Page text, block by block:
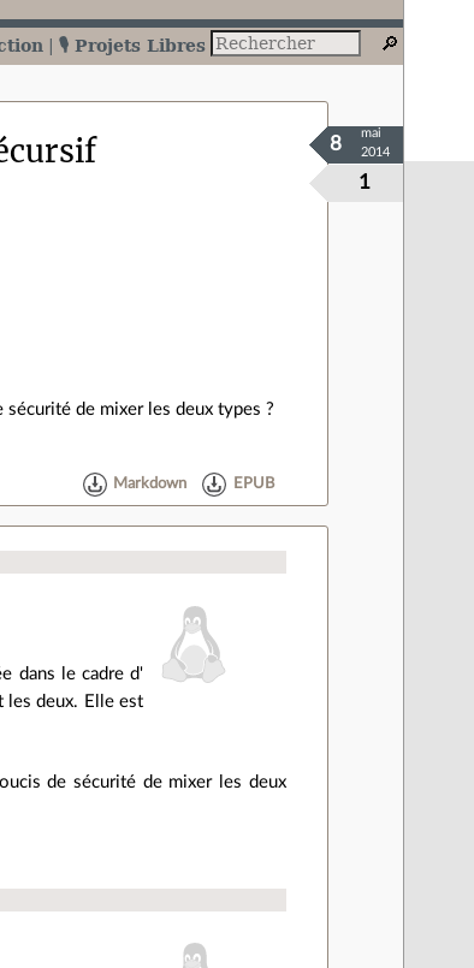
🎙️ Projets Libres
1
8
mai
2014
de mixer les deux types ?
Markdown EPUB
dans le cadre d'
les deux. Elle est
de sécurité de mixer les deux